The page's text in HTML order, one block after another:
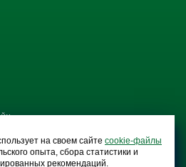
на своем сайте cookie-файлы
опыта, сбора статистики и
рекомендаций.